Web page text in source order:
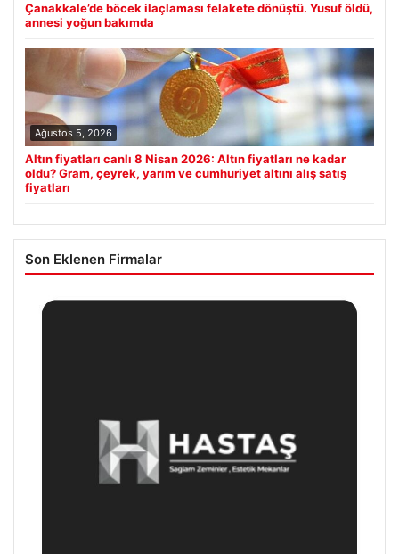
Çanakkale’de böcek ilaçlaması felakete dönüştü. Yusuf öldü,
annesi yoğun bakımda
Ağustos 5, 2026
Altın fiyatları canlı 8 Nisan 2026: Altın fiyatları ne kadar
oldu? Gram, çeyrek, yarım ve cumhuriyet altını alış satış
fiyatları
Son Eklenen Firmalar